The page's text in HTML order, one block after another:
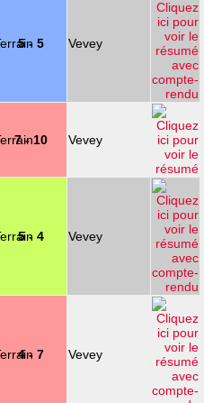
5 - 5 Vevey
7 - 10 Vevey
5 - 4 Vevey
4 - 7 Vevey